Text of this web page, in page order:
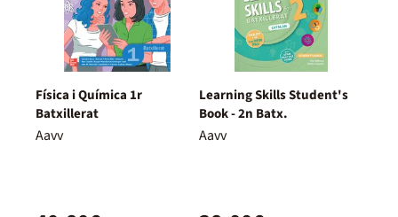
Física i Química 1r
Batxillerat
Aavv
Learning Skills Student's
Book - 2n Batx.
Aavv